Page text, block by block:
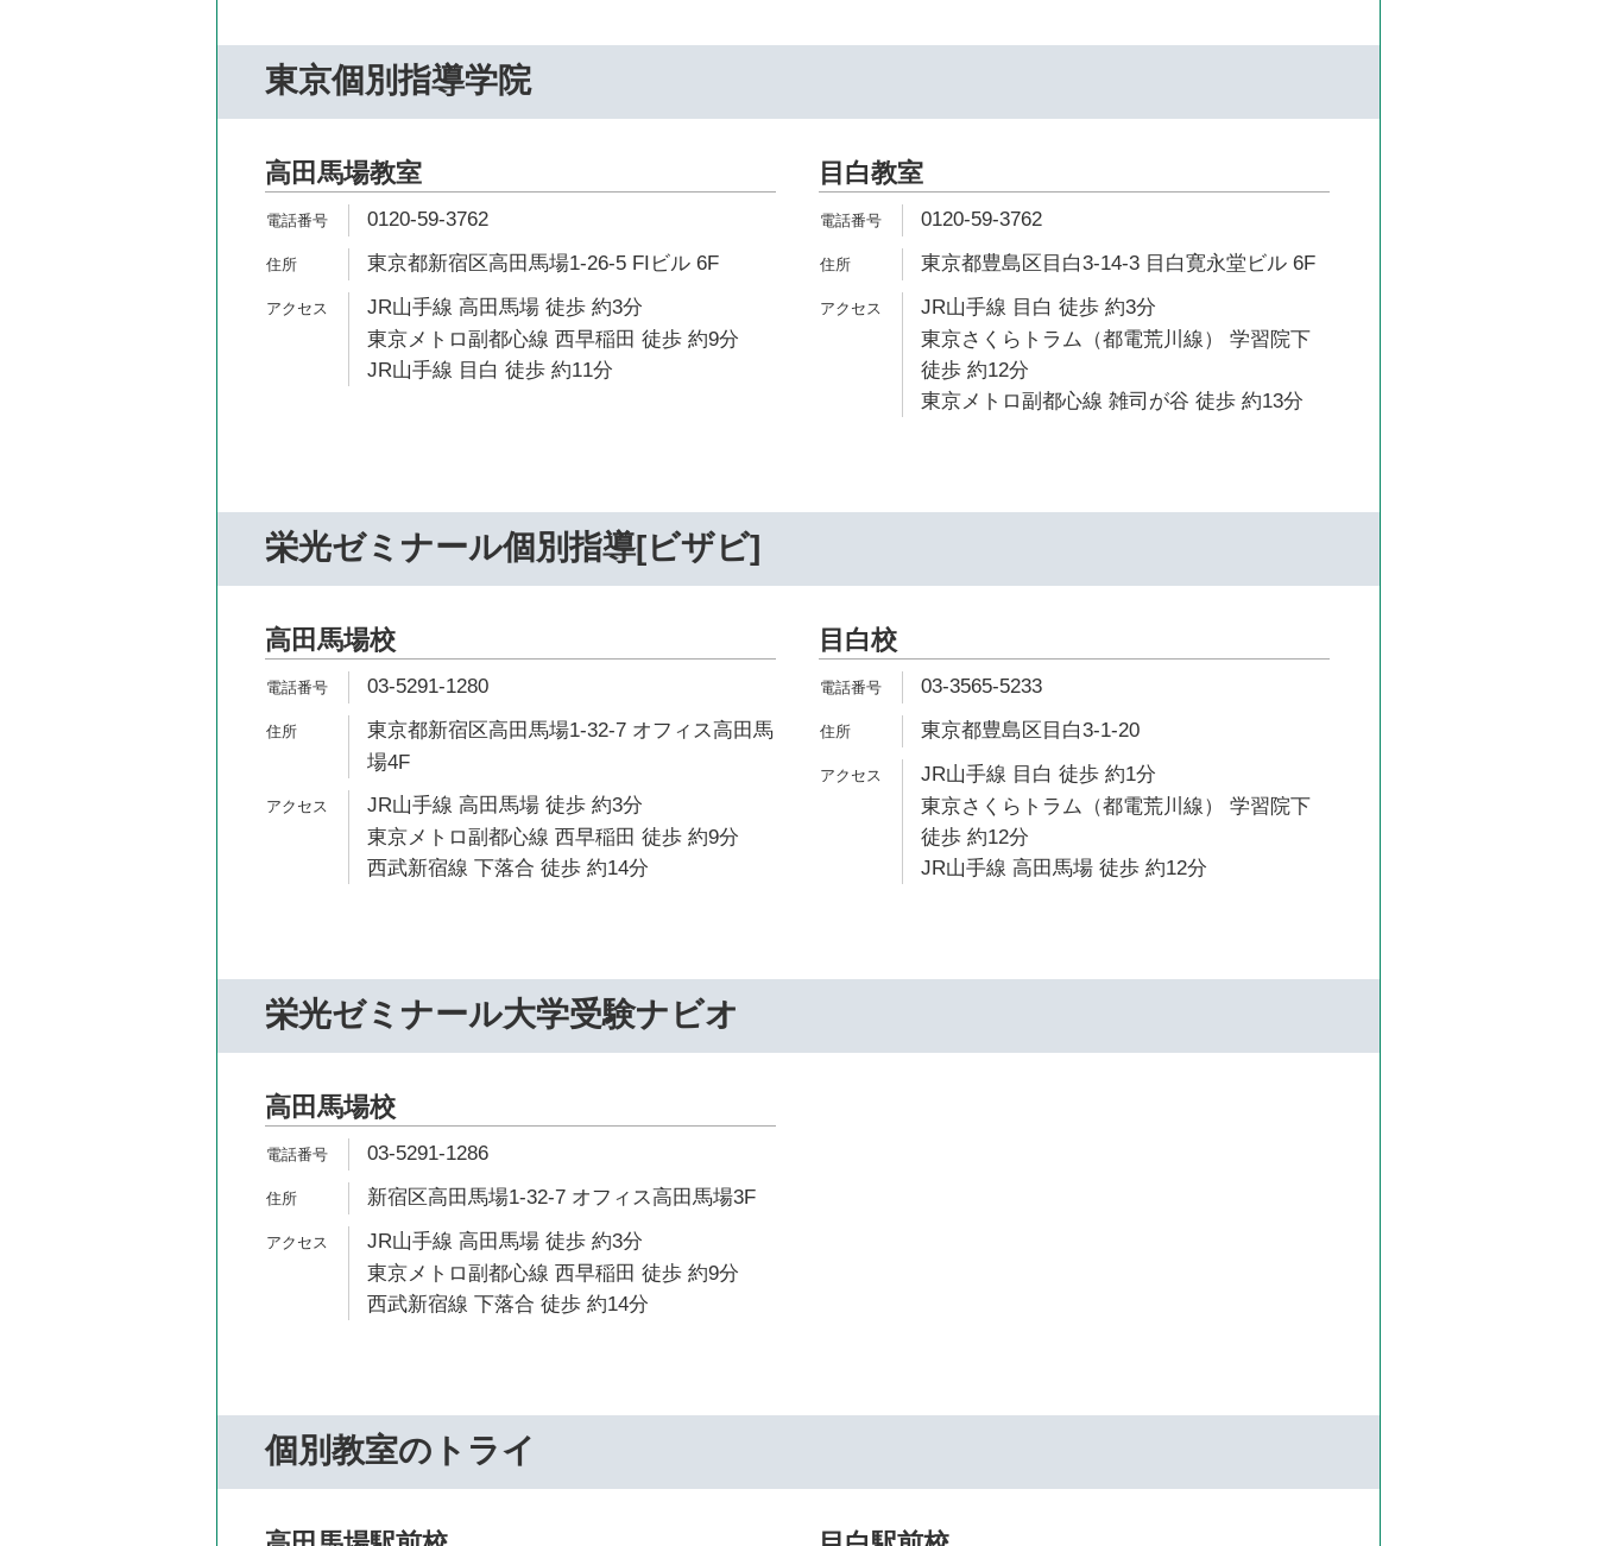
東京個別指導学院
高田馬場教室
0120-59-3762
東京都新宿区高田馬場1-26-5 FIビル 6F
JR山手線 高田馬場 徒歩 約3分
東京メトロ副都心線 西早稲田 徒歩 約9分
JR山手線 目白 徒歩 約11分
目白教室
0120-59-3762
東京都豊島区目白3-14-3 目白寛永堂ビル 6F
JR山手線 目白 徒歩 約3分
東京さくらトラム（都電荒川線） 学習院下
徒歩 約12分
東京メトロ副都心線 雑司が谷 徒歩 約13分
栄光ゼミナール個別指導[ビザビ]
高田馬場校
03-5291-1280
東京都新宿区高田馬場1-32-7 オフィス高田馬
場4F
JR山手線 高田馬場 徒歩 約3分
東京メトロ副都心線 西早稲田 徒歩 約9分
西武新宿線 下落合 徒歩 約14分
目白校
03-3565-5233
東京都豊島区目白3-1-20
JR山手線 目白 徒歩 約1分
東京さくらトラム（都電荒川線） 学習院下
徒歩 約12分
JR山手線 高田馬場 徒歩 約12分
栄光ゼミナール大学受験ナビオ
高田馬場校
03-5291-1286
新宿区高田馬場1-32-7 オフィス高田馬場3F
JR山手線 高田馬場 徒歩 約3分
東京メトロ副都心線 西早稲田 徒歩 約9分
西武新宿線 下落合 徒歩 約14分
個別教室のトライ